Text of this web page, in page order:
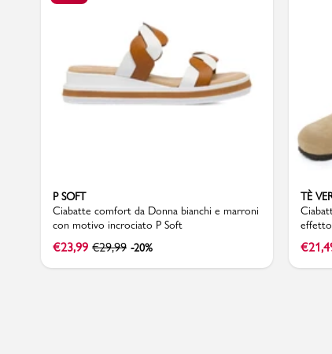
P SOFT
Ciabatte comfort da Donna bianchi e marroni
con motivo incrociato P Soft
€23,99 €29,99 -20%
TÈ
effetto
Verde
€